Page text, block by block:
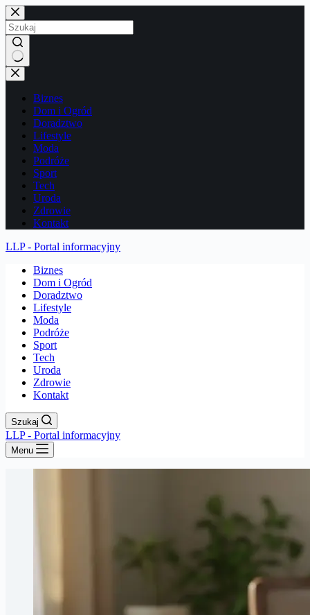
Przejdź
do
treści
Brak
wyników
Biznes
Dom i Ogród
Doradztwo
Lifestyle
Moda
Podróże
Sport
Tech
Uroda
Zdrowie
Kontakt
LLP - Portal informacyjny
Biznes
Dom i Ogród
Doradztwo
Lifestyle
Moda
Podróże
Sport
Tech
Uroda
Zdrowie
Kontakt
Szukaj
LLP - Portal informacyjny
Menu